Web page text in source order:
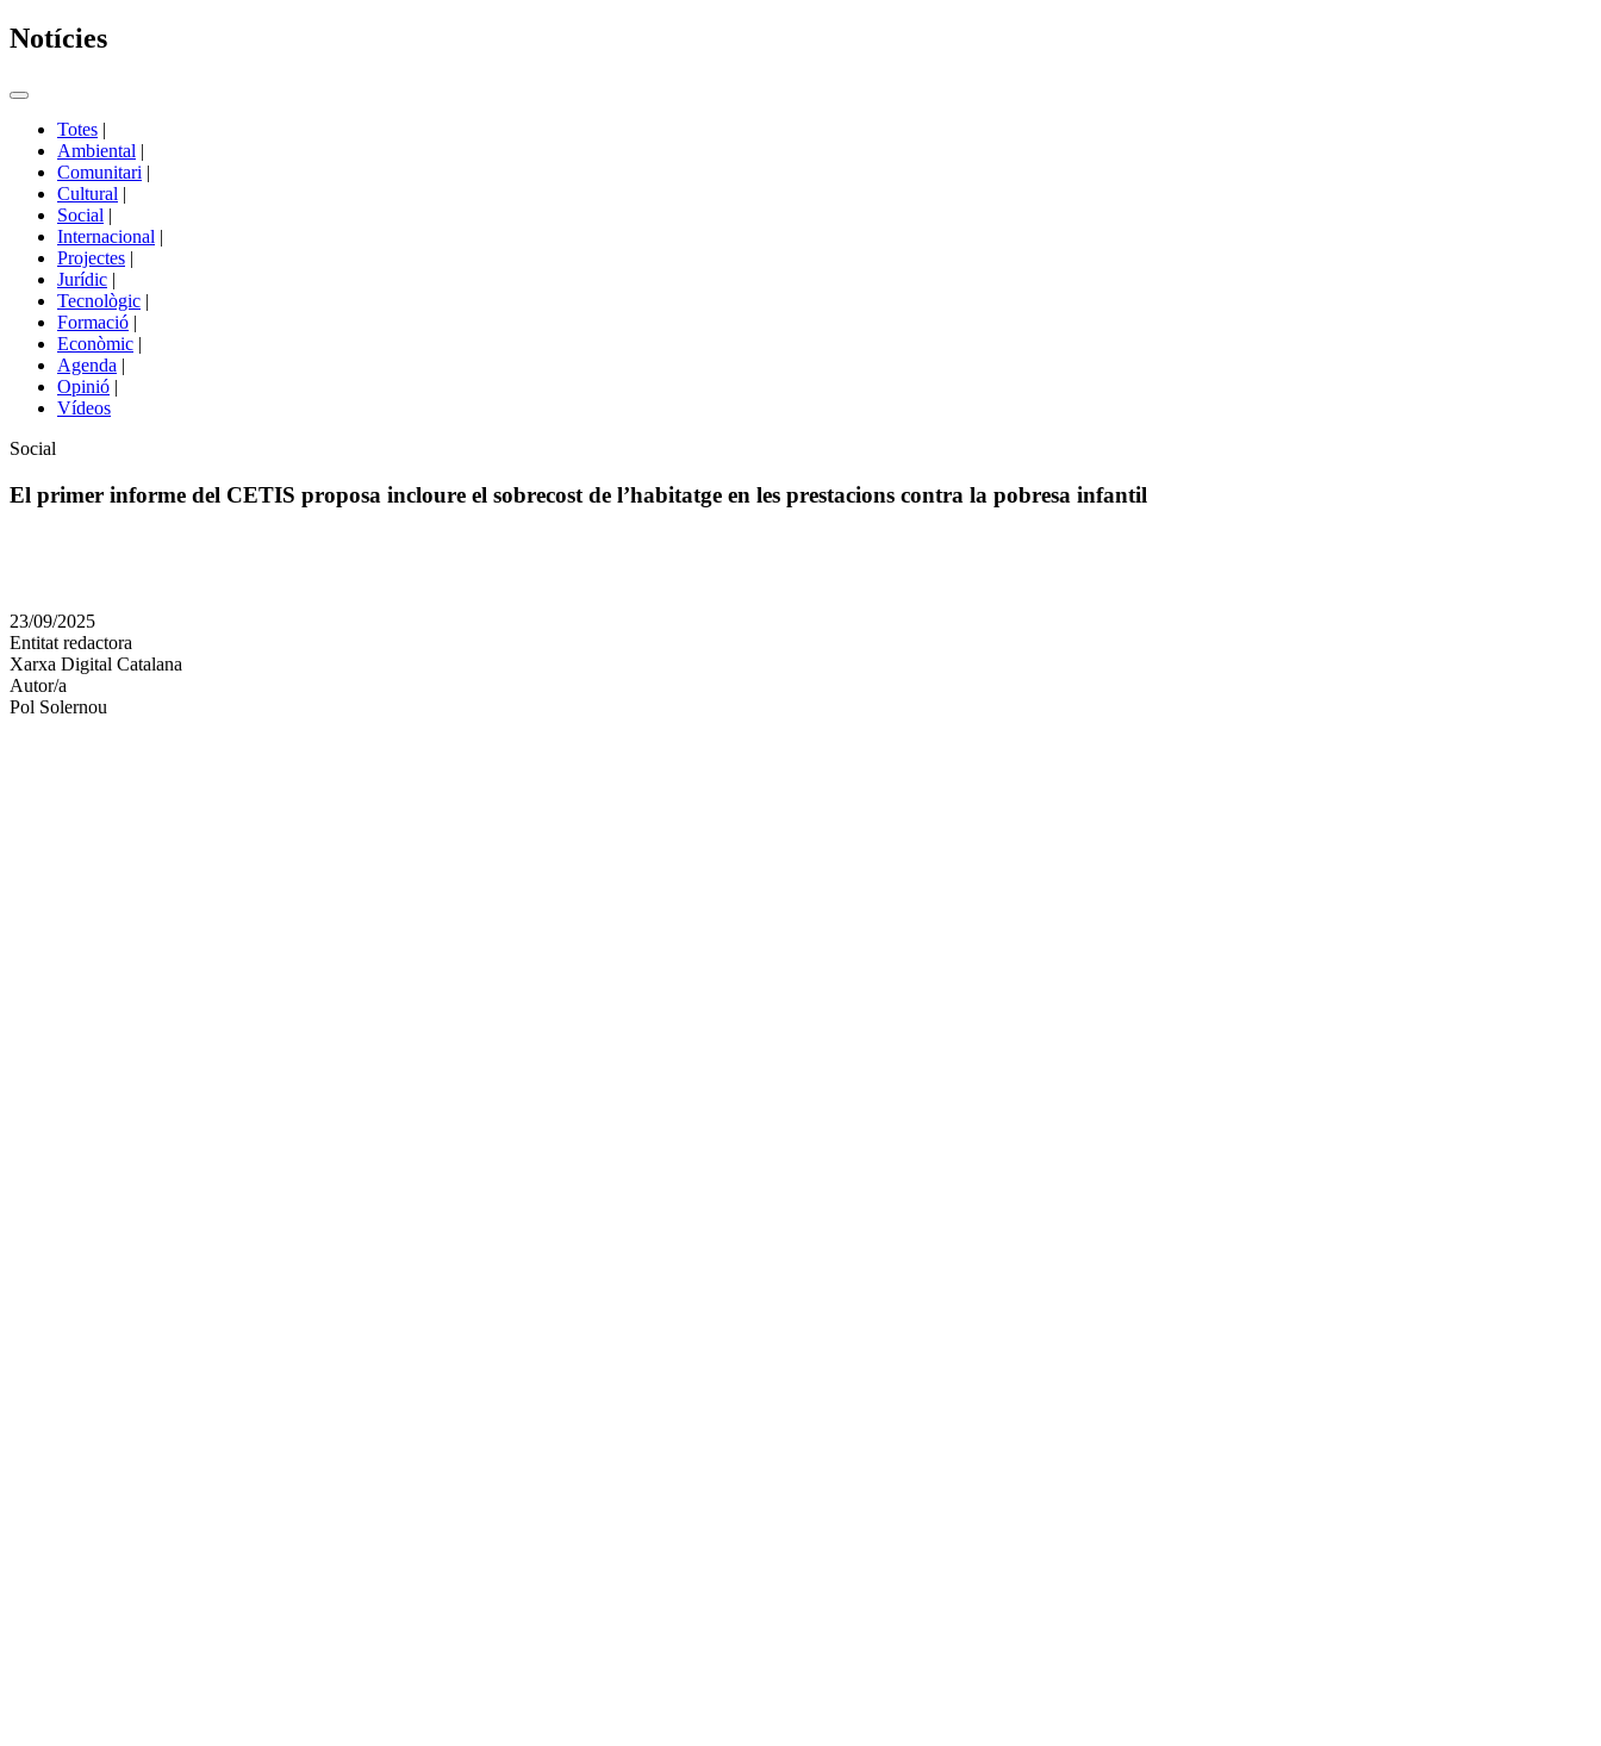
Notícies
Commutador
portals
Totes |
Ambiental |
Comunitari |
Cultural |
Social |
Internacional |
Projectes |
Jurídic |
Tecnològic |
Formació |
Econòmic |
Agenda |
Opinió |
Vídeos
Àmbit
la
notícia
Social
El primer informe del CETIS proposa incloure el sobrecost de l’habitatge en les prestacions contra la pobresa infantil
en
altres
xarxes
socials
23/09/2025
Entitat redactora
Xarxa Digital Catalana
Autor/a
Pol Solernou